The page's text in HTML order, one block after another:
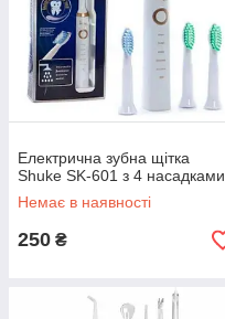
Електрична зубна щітка
Shuke SK-601 з 4 насадками
Немає в наявності
250 ₴